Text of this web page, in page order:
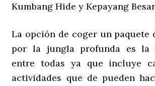
Kumbang Hide y Kepayang
La opción de coger un paquete
por la jungla profunda es la
entre todas ya que incluye
actividades que de pueden